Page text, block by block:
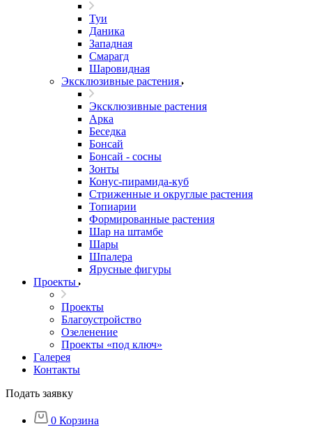
Туи
Даника
Западная
Смарагд
Шаровидная
Эксклюзивные растения
Эксклюзивные растения
Арка
Беседка
Бонсай
Бонсай - сосны
Зонты
Конус-пирамида-куб
Стриженные и округлые растения
Топиарии
Формированные растения
Шар на штамбе
Шары
Шпалера
Ярусные фигуры
Проекты
Проекты
Благоустройство
Озеленение
Проекты «под ключ»
Галерея
Контакты
Подать заявку
0 Корзина